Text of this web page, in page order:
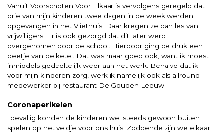
Vanuit Voorschoten Voor Elkaar is vervolgens geregeld dat
drie van mijn kinderen twee dagen in de week werden
opgevangen in het Vliethuis. Daar kregen ze dan les van
vrijwilligers. Er is ook gezorgd dat dit later werd
overgenomen door de school. Hierdoor ging de druk een
beetje van de ketel. Dat was maar goed ook, want ik moest
inmiddels gedeeltelijk weer aan het werk. Behalve dat ik
voor mijn kinderen zorg, werk ik namelijk ook als allround
medewerker bij restaurant De Gouden Leeuw.
Coronaperikelen
Toevallig konden de kinderen wel steeds gewoon buiten
spelen op het veldje voor ons huis. Zodoende zijn we elkaar